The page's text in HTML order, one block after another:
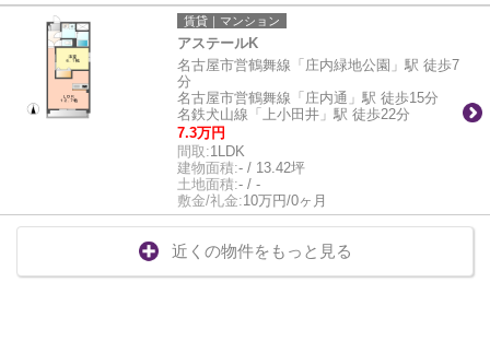
賃貸｜マンション
アステールK
名古屋市営鶴舞線「庄内緑地公園」駅 徒歩7
分
名古屋市営鶴舞線「庄内通」駅 徒歩15分
名鉄犬山線「上小田井」駅 徒歩22分
7.3万円
間取:1LDK
建物面積:- / 13.42坪
土地面積:- / -
敷金/礼金:10万円/0ヶ月
近くの物件をもっと見る